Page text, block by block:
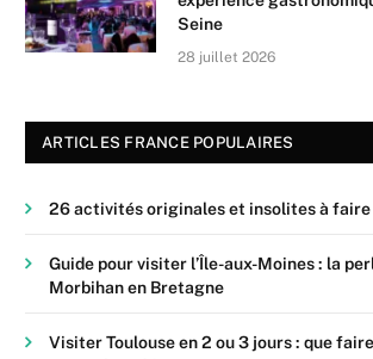
Seine
28 juillet 2026
ARTICLES FRANCE POPULAIRES
26 activités originales et insolites à faire
Guide pour visiter l’Île-aux-Moines : la
Morbihan en Bretagne
Visiter Toulouse en 2 ou 3 jours : que